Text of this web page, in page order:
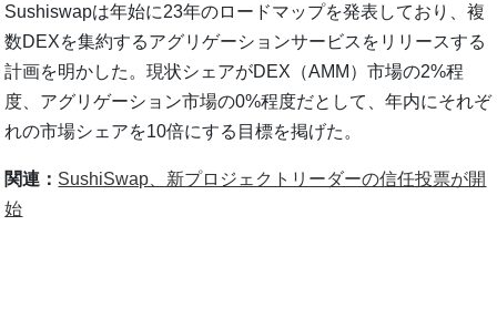
Sushiswapは年始に23年のロードマップを発表しており、複
数DEXを集約するアグリゲーションサービスをリリースする
計画を明かした。現状シェアがDEX（AMM）市場の2%程
度、アグリゲーション市場の0%程度だとして、年内にそれぞ
れの市場シェアを10倍にする目標を掲げた。
関連： SushiSwap、新プロジェクトリーダーの信任投票が開
始